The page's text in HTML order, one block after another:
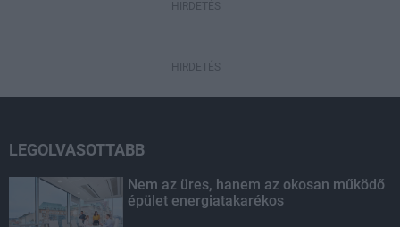
HIRDETÉS
HIRDETÉS
LEGOLVASOTTABB
Nem az üres, hanem az okosan működő
épület energiatakarékos